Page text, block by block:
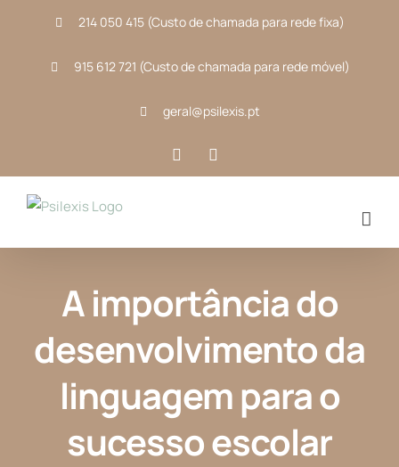
214 050 415 (Custo de chamada para rede fixa)
915 612 721 (Custo de chamada para rede móvel)
geral@psilexis.pt
Facebook
A importância do
desenvolvimento da
linguagem para o
sucesso escolar